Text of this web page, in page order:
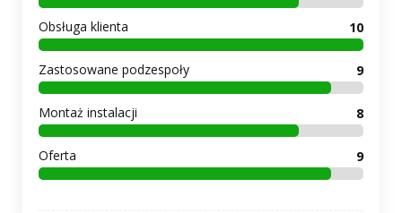
Obsługa klienta 10
Zastosowane podzespoły 9
Montaż instalacji 8
Oferta 9